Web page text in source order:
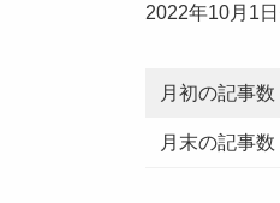
2022年10月1
月初の記事数
月末の記事数